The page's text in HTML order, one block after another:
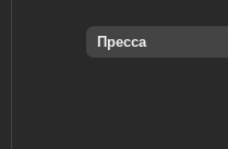
Пресса